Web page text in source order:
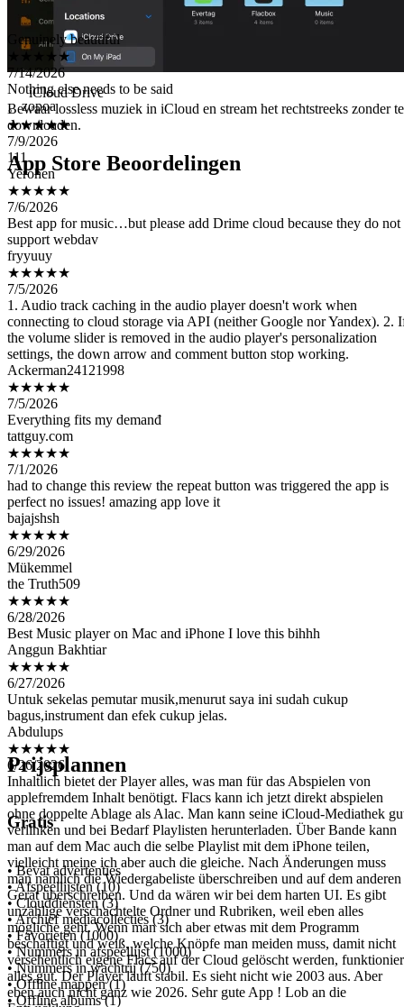
iCloud Drive
Bewaar lossless muziek in iCloud en stream het rechtstreeks zonder te
downloaden.
App Store Beoordelingen
Genuinely beautiful
★★★★★
7/14/2026
Nothing else needs to be said
。zopoa
★★★★★
7/9/2026
111
Yerohen
★★★★★
7/6/2026
Best app for music…but please add Drime cloud because they do not
support webdav
fryyuuy
★★★★★
7/5/2026
1. Audio track caching in the audio player doesn't work when
connecting to cloud storage via API (neither Google nor Yandex). 2.
the volume slider is removed in the audio player's personalization
settings, the down arrow and comment button stop working.
Ackerman24121998
★★★★★
7/5/2026
Everything fits my demanđ
tattguy.com
★★★★★
7/1/2026
had to change this review the repeat button was triggered the app is
perfect no issues! amazing app love it
bajajshsh
★★★★★
6/29/2026
Mükemmel
the Truth509
★★★★★
6/28/2026
Best Music player on Mac and iPhone I love this bihhh
Anggun Bakhtiar
★★★★★
6/27/2026
Untuk sekelas pemutar musik,menurut saya ini sudah cukup
bagus,instrument dan efek cukup jelas.
Abdulups
★★★★★
6/26/2026
Inhaltlich bietet der Player alles, was man für das Abspielen von
applefremdem Inhalt benötigt. Flacs kann ich jetzt direkt abspielen
ohne doppelte Ablage als Alac. Man kann seine iCloud-Mediathek
verlinken und bei Bedarf Playlisten herunterladen. Über Bande kann
man auf dem Mac auch die selbe Playlist mit dem iPhone teilen,
vielleicht meine ich aber auch die gleiche. Nach Änderungen muss
man nämlich die Wiedergabeliste überschreiben und auf dem anderen
Gerät überschreiben. Und da wären wir bei dem harten UI. Es gibt
unzählige verschachtelte Ordner und Rubriken, weil eben alles
mögliche geht. Wenn man sich aber etwas mit dem Programm
beschäftigt und weiß, welche Knöpfe man meiden muss, damit nicht
versehentlich eigene Flacs auf der Cloud gelöscht werden,
alles gut. Der Player läuft stabil. Es sieht nicht wie 2003 aus. Aber
eben auch nicht ganz wie 2026. Sehr gute App ! Lob an die
Entwicklung
Viaj007
Prijsplannen
Gratis
• Bevat advertenties
• Afspeellijsten (10)
• Clouddiensten (3)
• Archief mediacollecties (3)
• Favorieten (1000)
• Nummers in afspeellijst (1000)
• Nummers in wachtrij (750)
• Offline mappen (1)
• Offline albums (1)